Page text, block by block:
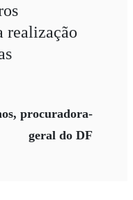
realização
procuradora-
geral do DF